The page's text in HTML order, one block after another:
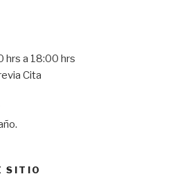
hrs a 18:00 hrs
Cita
SITIO